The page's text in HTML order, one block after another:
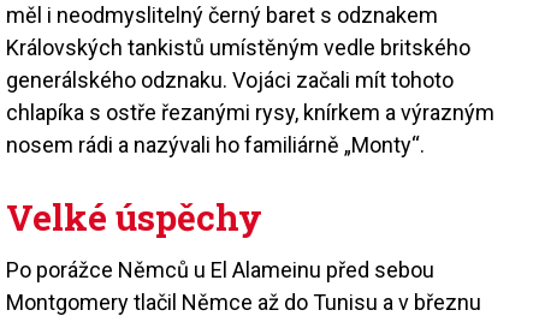
měl i neodmyslitelný černý baret s odznakem
Královských tankistů umístěným vedle britského
generálského odznaku. Vojáci začali mít tohoto
chlapíka s ostře řezanými rysy, knírkem a výrazným
nosem rádi a nazývali ho familiárně „Monty“.
Velké úspěchy
Po porážce Němců u El Alameinu před sebou
Montgomery tlačil Němce až do Tunisu a v březnu